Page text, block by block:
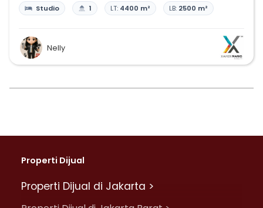
Studio 1 LT: 4400 m² LB: 2500 m²
Nelly
Properti Dijual
Properti Dijual di Jakarta >